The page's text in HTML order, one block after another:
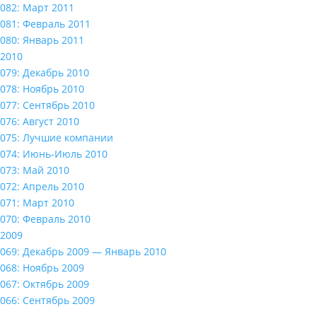
082: Март 2011
081: Февраль 2011
080: Январь 2011
2010
079: Декабрь 2010
078: Ноябрь 2010
077: Сентябрь 2010
076: Август 2010
075: Лучшие компании
074: Июнь-Июль 2010
073: Май 2010
072: Апрель 2010
071: Март 2010
070: Февраль 2010
2009
069: Декабрь 2009 — Январь 2010
068: Ноябрь 2009
067: Октябрь 2009
066: Сентябрь 2009